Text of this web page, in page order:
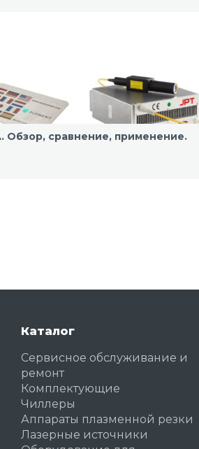
Обзор, сравнение, применение.
Каталог
Сервисное обслуживание и
ремонт
Комплектующие
Чиллеры
Аппараты плазменной резки
Лазерные источники